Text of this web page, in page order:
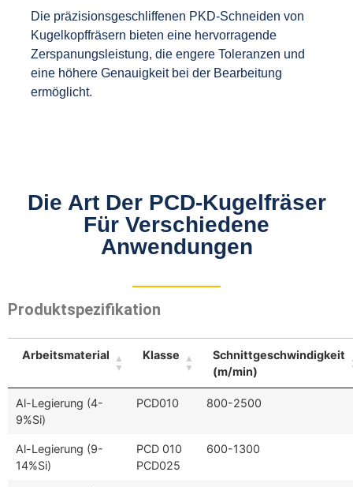
Die präzisionsgeschliffenen PKD-Schneiden von
Kugelkopffräsern bieten eine hervorragende
Zerspanungsleistung, die engere Toleranzen und
eine höhere Genauigkeit bei der Bearbeitung
ermöglicht.
Die Art Der PCD-Kugelfräser
Für Verschiedene
Anwendungen
Produktspezifikation
Arbeitsmaterial Klasse
Schnittgeschwindigkeit
(m/min)
Al-Legierung (4-
9%Si)
PCD010 800-2500
Al-Legierung (9-
14%Si)
PCD 010
PCD025
600-1300